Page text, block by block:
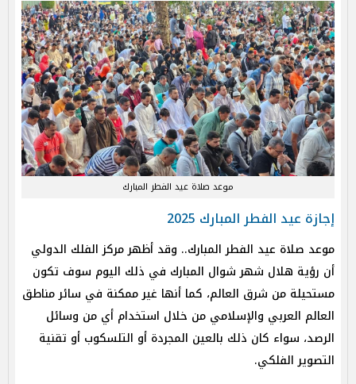
موعد صلاة عيد الفطر المبارك
إجازة عيد الفطر المبارك 2025
موعد صلاة عيد الفطر المبارك.. وقد أظهر مركز الفلك الدولي
أن رؤية هلال شهر شوال المبارك في ذلك اليوم سوف تكون
مستحيلة من شرق العالم، كما أنها غير ممكنة في سائر مناطق
العالم العربي والإسلامي من خلال استخدام أي من وسائل
الرصد، سواء كان ذلك بالعين المجردة أو التلسكوب أو تقنية
التصوير الفلكي.